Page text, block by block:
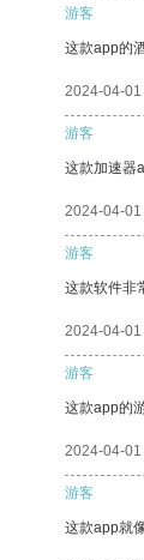
游客
这款app的
2024-04-01
游客
这款加速器
2024-04-01
游客
这款软件非
2024-04-01
游客
这款app的
2024-04-01
游客
这款app就